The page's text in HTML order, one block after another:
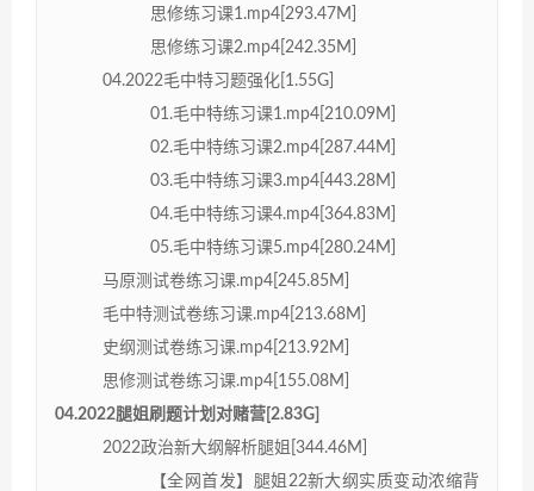
思修练习课1.mp4[293.47M]
思修练习课2.mp4[242.35M]
04.2022毛中特习题强化[1.55G]
01.毛中特练习课1.mp4[210.09M]
02.毛中特练习课2.mp4[287.44M]
03.毛中特练习课3.mp4[443.28M]
04.毛中特练习课4.mp4[364.83M]
05.毛中特练习课5.mp4[280.24M]
马原测试卷练习课.mp4[245.85M]
毛中特测试卷练习课.mp4[213.68M]
史纲测试卷练习课.mp4[213.92M]
思修测试卷练习课.mp4[155.08M]
04.2022腿姐刷题计划对赌营[2.83G]
2022政治新大纲解析腿姐[344.46M]
【全网首发】腿姐22新大纲实质变动浓缩背